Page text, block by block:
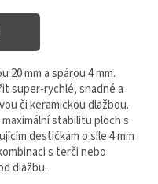
20 mm a spárou 4 mm.
super-rychlé, snadné a
či keramickou dlažbou.
stabilitu ploch s
destičkám o síle 4 mm
s terči nebo
dlažbu.